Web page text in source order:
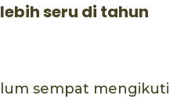
seru di tahun
sempat mengikuti